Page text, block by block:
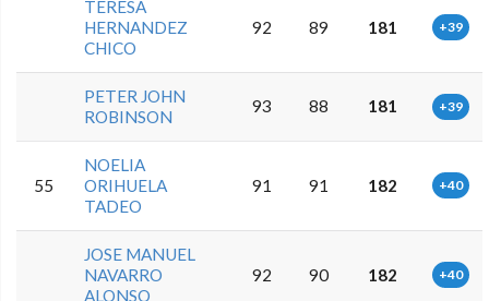
TERESA
HERNANDEZ
CHICO
92 89 181 +39
PETER JOHN
ROBINSON
93 88 181 +39
55
NOELIA
ORIHUELA
TADEO
91 91 182 +40
JOSE MANUEL
NAVARRO
ALONSO
92 90 182 +40